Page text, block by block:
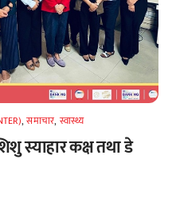
,समाचार, स्वास्थ्य
स्याहार कक्ष तथा डे